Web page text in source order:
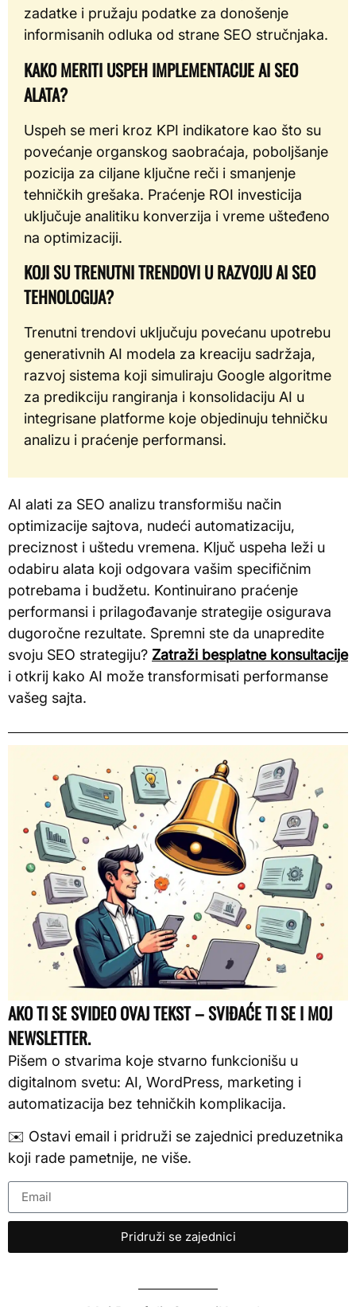
zadatke i pružaju podatke za donošenje
informisanih odluka od strane SEO stručnjaka.
KAKO MERITI USPEH IMPLEMENTACIJE AI SEO
ALATA?
Uspeh se meri kroz KPI indikatore kao što su
povećanje organskog saobraćaja, poboljšanje
pozicija za ciljane ključne reči i smanjenje
tehničkih grešaka. Praćenje ROI investicija
uključuje analitiku konverzija i vreme ušteđeno
na optimizaciji.
KOJI SU TRENUTNI TRENDOVI U RAZVOJU AI SEO
TEHNOLOGIJA?
Trenutni trendovi uključuju povećanu upotrebu
generativnih AI modela za kreaciju sadržaja,
razvoj sistema koji simuliraju Google algoritme
za predikciju rangiranja i konsolidaciju AI u
integrisane platforme koje objedinuju tehničku
analizu i praćenje performansi.
AI alati za SEO analizu transformišu način
optimizacije sajtova, nudeći automatizaciju,
preciznost i uštedu vremena. Ključ uspeha leži u
odabiru alata koji odgovara vašim specifičnim
potrebama i budžetu. Kontinuirano praćenje
performansi i prilagođavanje strategije osigurava
dugoročne rezultate. Spremni ste da unapredite
svoju SEO strategiju? Zatraži besplatne konsultacije
i otkrij kako AI može transformisati performanse
vašeg sajta.
AKO TI SE SVIDEO OVAJ TEKST – SVIĐAĆE TI SE I MOJ
NEWSLETTER.
Pišem o stvarima koje stvarno funkcionišu u
digitalnom svetu: AI, WordPress, marketing i
automatizacija bez tehničkih komplikacija.
✉️ Ostavi email i pridruži se zajednici preduzetnika
koji rade pametnije, ne više.
Pridruži se zajednici